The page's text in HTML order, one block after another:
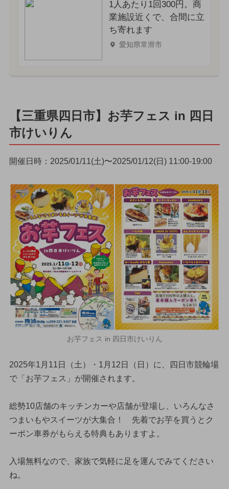
1人あたり1回300円。商
業施設近くで、合間に立
ち寄れます
愛知県常滑市
【三重県四日市】お芋フェス in 四日
市けいりん
開催日時：2025/01/11(土)〜2025/01/12(日) 11:00-19:00
お芋フェス in 四日市けいりん
2025年1月11日（土）・1月12日（日）に、四日市競輪場
で「お芋フェス」が開催されます。
総勢10店舗のキッチンカーや店舗が登場し、いろんなさ
つまいもやスイーツが大集合！ 先着でお芋を買うとク
ーポン車券がもらえる特典もありますよ。
入場無料なので、家族で気軽に足を運んでみてください
ね。